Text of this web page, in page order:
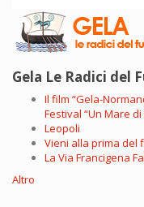
Gela Le Radici del
Il film “Gela-
Festival “Un Mare di
Leopoli
Vieni alla prima del
La Via Francigena
Altro